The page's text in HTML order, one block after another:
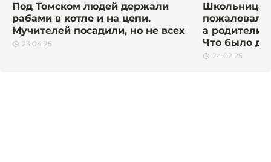
Под Томском людей держали
рабами в котле и на цепи.
Мучителей посадили, но не всех
23.04.25
Школьница
а родители
Что было
24.02.25